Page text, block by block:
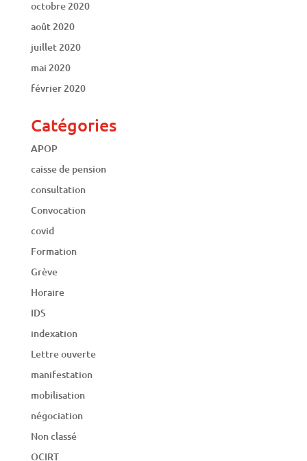
octobre 2020
août 2020
juillet 2020
mai 2020
février 2020
Catégories
APOP
caisse de pension
consultation
Convocation
covid
Formation
Grève
Horaire
IDS
indexation
Lettre ouverte
manifestation
mobilisation
négociation
Non classé
OCIRT